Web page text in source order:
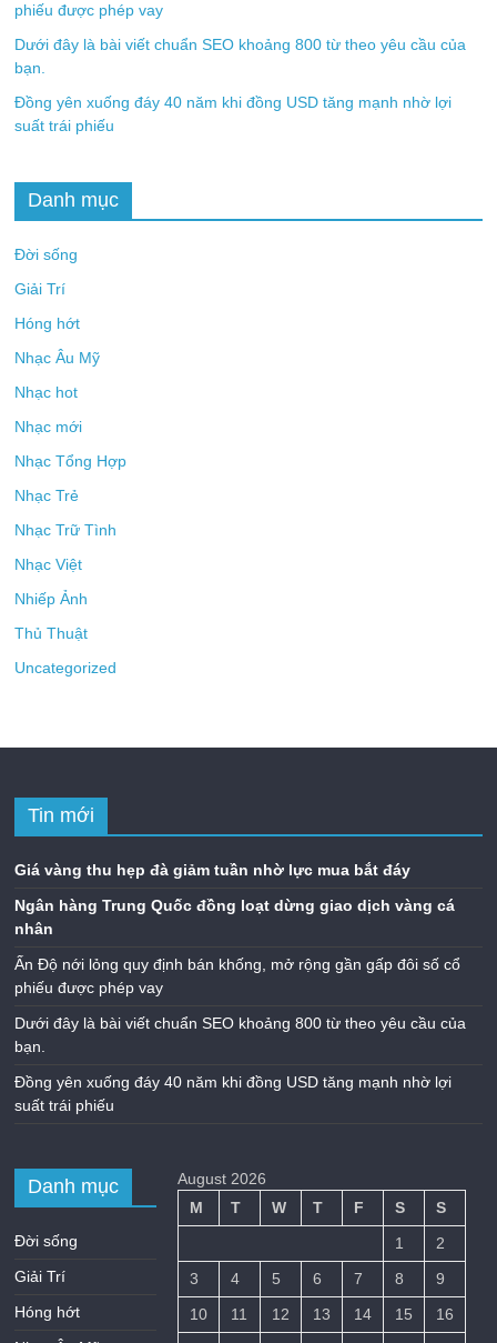
phiếu được phép vay
Dưới đây là bài viết chuẩn SEO khoảng 800 từ theo yêu cầu của
bạn.
Đồng yên xuống đáy 40 năm khi đồng USD tăng mạnh nhờ lợi
suất trái phiếu
Danh mục
Đời sống
Giải Trí
Hóng hớt
Nhạc Âu Mỹ
Nhạc hot
Nhạc mới
Nhạc Tổng Hợp
Nhạc Trẻ
Nhạc Trữ Tình
Nhạc Việt
Nhiếp Ảnh
Thủ Thuật
Uncategorized
Tin mới
Giá vàng thu hẹp đà giảm tuần nhờ lực mua bắt đáy
Ngân hàng Trung Quốc đồng loạt dừng giao dịch vàng cá
nhân
Ấn Độ nới lỏng quy định bán khống, mở rộng gần gấp đôi số cổ
phiếu được phép vay
Dưới đây là bài viết chuẩn SEO khoảng 800 từ theo yêu cầu của
bạn.
Đồng yên xuống đáy 40 năm khi đồng USD tăng mạnh nhờ lợi
suất trái phiếu
Danh mục
Đời sống
Giải Trí
Hóng hớt
August 2026
M
T W T F S
S
1
2
3
4 5 6 7 8
9
10
11 12 13 14 15
16